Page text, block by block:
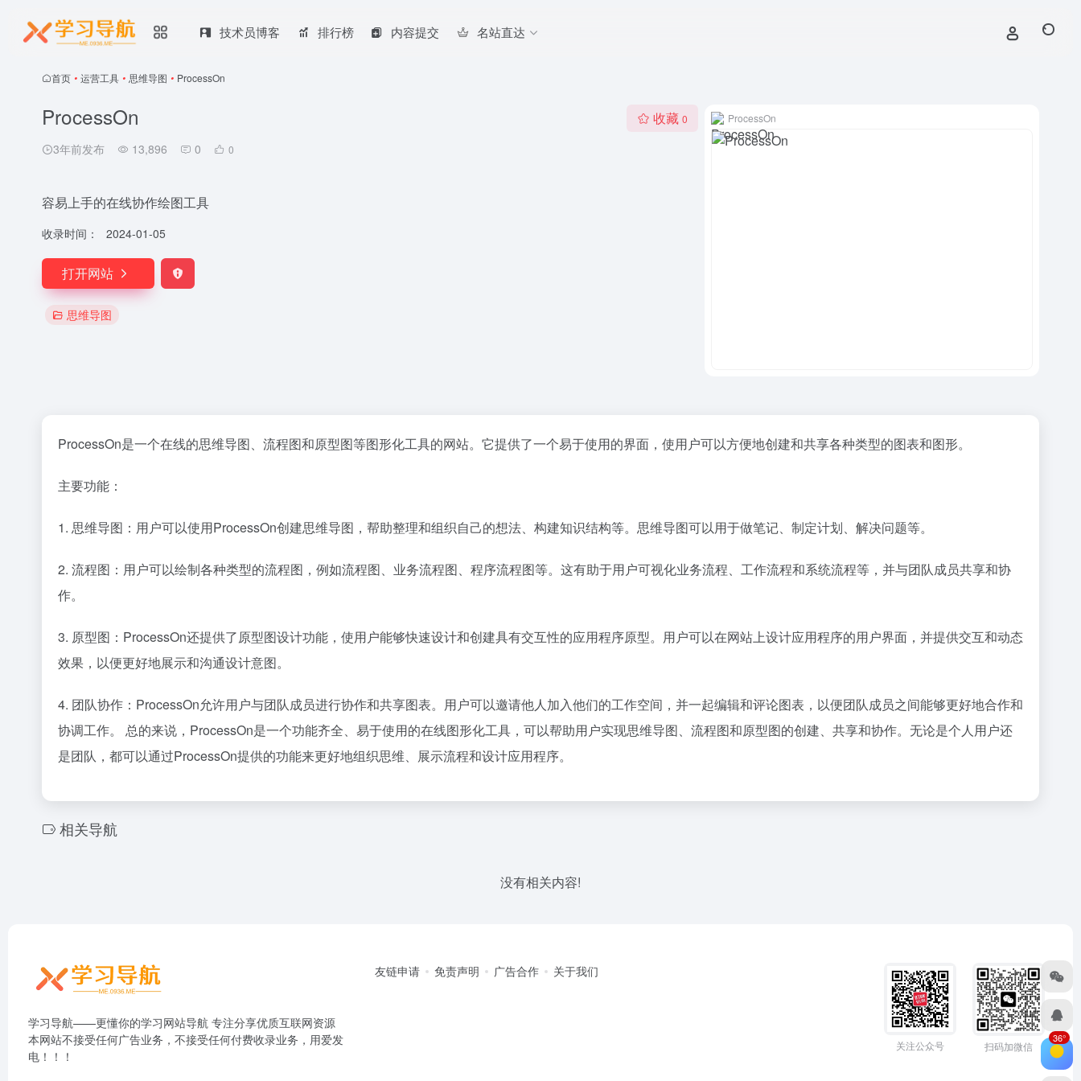
技术员博客 排行榜 内容提交 名站直达
首页 • 运营工具 • 思维导图 • ProcessOn
ProcessOn
3年前发布 13,896 0 0
收藏 0
容易上手的在线协作绘图工具
收录时间： 2024-01-05
打开网站
思维导图
ProcessOn
ProcessOn是一个在线的思维导图、流程图和原型图等图形化工具的网站。它提供了一个易于使用的界面，使用户可以方便地创建和共享各种类型的图表和图形。
主要功能：
1. 思维导图：用户可以使用ProcessOn创建思维导图，帮助整理和组织自己的想法、构建知识结构等。思维导图可以用于做笔记、制定计划、解决问题等。
2. 流程图：用户可以绘制各种类型的流程图，例如流程图、业务流程图、程序流程图等。这有助于用户可视化业务流程、工作流程和系统流程等，并与团队成员共享和协
作。
3. 原型图：ProcessOn还提供了原型图设计功能，使用户能够快速设计和创建具有交互性的应用程序原型。用户可以在网站上设计应用程序的用户界面，并提供交互和动态
效果，以便更好地展示和沟通设计意图。
4. 团队协作：ProcessOn允许用户与团队成员进行协作和共享图表。用户可以邀请他人加入他们的工作空间，并一起编辑和评论图表，以便团队成员之间能够更好地合作和
协调工作。 总的来说，ProcessOn是一个功能齐全、易于使用的在线图形化工具，可以帮助用户实现思维导图、流程图和原型图的创建、共享和协作。无论是个人用户还
是团队，都可以通过ProcessOn提供的功能来更好地组织思维、展示流程和设计应用程序。
相关导航
没有相关内容!
学习导航——更懂你的学习网站导航 专注分享优质互联网资源
本网站不接受任何广告业务，不接受任何付费收录业务，用爱发
电！！！
友链申请 免责声明 广告合作 关于我们
关注公众号 扫码加微信
36°